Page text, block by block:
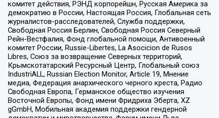
комитет действия, РЭНД корпорейшн, Русская Америка за
демократию в России, Настоящая Россия, Глобальная сеть
журналистов-расследователей, Служба поддержки,
Свободная Россия Берлин, Свободная Россия Северный
Рейн-Вестфалия, Фонд глобальной помощи, Антивоенный
комитет России, Russie-Libertes, La Asocicion de Rusos
Libres, Союз за возвращение Северных территорий,
Крымскотатарский Ресурсный Центр, Глобальный союз
IndustriALL, Russian Election Monitor, Article 19, Мнение
медиа, Федерация анархического черного креста, Радио
Свободная Европа, Германское общество изучения
Восточной Европы, Фонд имени Фридриха Эберта, XZ
gGmbH, Мобильная академия поддержки гендерной